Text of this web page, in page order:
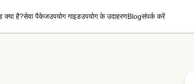
क्या है?सेवा पैकेजउपयोग गाइडउपयोग के उदाहरणBlogसंपर्क करें